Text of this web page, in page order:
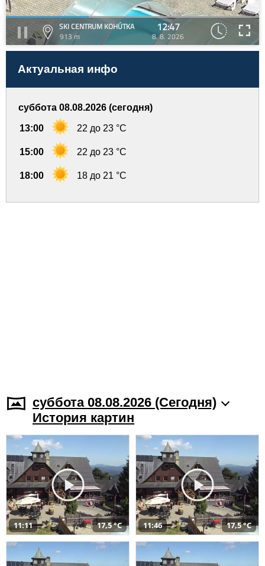
SKI CENTRUM KOHÚTKA
913 m
12:47
8. 8. 2026
Актуальная инфо
суббота 08.08.2026 (сегодня)
13:00 22 до 23 °C
15:00 22 до 23 °C
18:00 18 до 21 °C
суббота 08.08.2026 (Cегодня)
История картин
11:11 17,5 °C 11:46 17,5 °C